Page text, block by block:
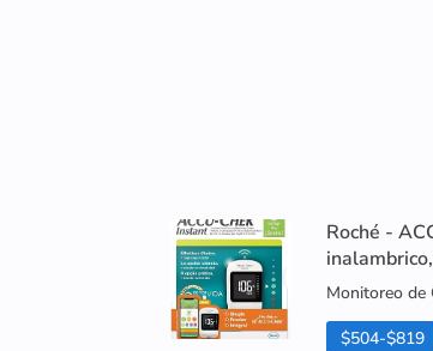
Roché -
Monitoreo de
$504-$819